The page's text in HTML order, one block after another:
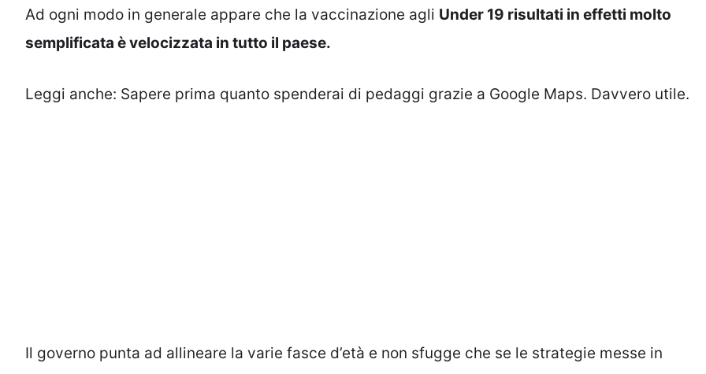
Ad ogni modo in generale appare che la vaccinazione agli Under 19 risultati in effetti molto
semplificata è velocizzata in tutto il paese.
Leggi anche: Sapere prima quanto spenderai di pedaggi grazie a Google Maps. Davvero utile.
Il governo punta ad allineare la varie fasce d’età e non sfugge che se le strategie messe in